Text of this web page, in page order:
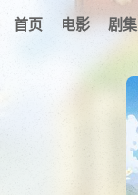
首页 电影 剧集